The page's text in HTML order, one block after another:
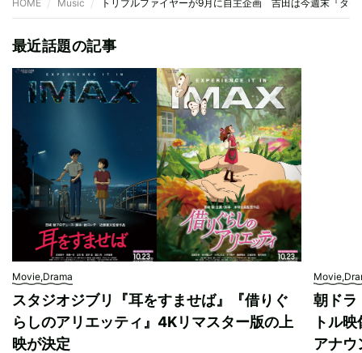
HOME Music トリプルファイヤーが9月に自主企画 吉田は今週末『タモ
最近話題の記事
Movie,Drama
スタジオジブリ『耳をすませば』『借りぐ
らしのアリエッティ』4Kリマスター版の上
映が決定
朝ドラ
トル
アナウ